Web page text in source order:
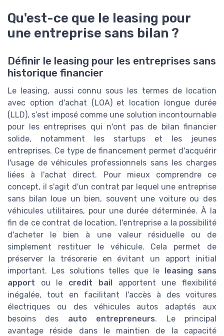
Qu'est-ce que le leasing pour
une entreprise sans bilan ?
Définir le leasing pour les entreprises sans
historique financier
Le leasing, aussi connu sous les termes de location
avec option d'achat (LOA) et location longue durée
(LLD), s’est imposé comme une solution incontournable
pour les entreprises qui n'ont pas de bilan financier
solide, notamment les startups et les jeunes
entreprises. Ce type de financement permet d'acquérir
l'usage de véhicules professionnels sans les charges
liées à l'achat direct. Pour mieux comprendre ce
concept, il s'agit d'un contrat par lequel une entreprise
sans bilan loue un bien, souvent une voiture ou des
véhicules utilitaires, pour une durée déterminée. À la
fin de ce contrat de location, l'entreprise a la possibilité
d'acheter le bien à une valeur résiduelle ou de
simplement restituer le véhicule. Cela permet de
préserver la trésorerie en évitant un apport initial
important. Les solutions telles que le leasing sans
apport ou le credit bailapportent une flexibilité
inégalée, tout en facilitant l'accès à des voitures
électriques ou des véhicules autos adaptés aux
besoins des auto entrepreneurs. Le principal
avantage réside dans le maintien de la capacité